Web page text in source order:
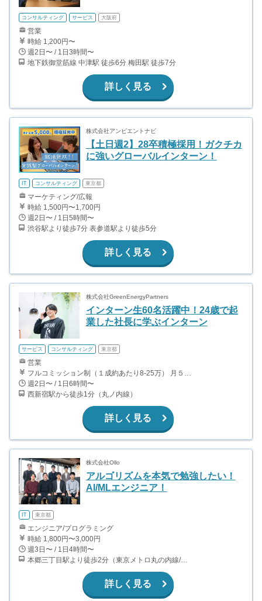
コンサルティング サービス 大阪府
営業
時給 1,200円〜
週2日〜 / 1日3時間〜
地下鉄御堂筋線 中津駅 徒歩6分 梅田駅 徒歩7分
詳しく見る
株式会社アンビエントナビ
【土日週2】28卒積極採用！ガクチカ
に強いグローバルインターン！
IT コンサルティング 東京都
マーケティング/広報
時給 1,500円〜1,700円
週2日〜 / 1日5時間〜
渋谷駅より徒歩7分 表参道駅より徒歩5分
詳しく見る
株式会社GreenEnergyPartners
インターン生60名活躍中！24歳で起
業した社長に学ぶインターン
サービス コンサルティング 東京都
営業
フルコミッション制（１成約あたり8-25万） 月５０万以上稼ぐインターン生も多数います！ ■収入例 ○入社１ヶ月目（明治大学2年生） 役職：アポインター 月間１契約×８万円＝８万円 ＋交通費 ○入社３ヶ月目（東京大学２年生） 役職：アポインター（ランク：ブロンズ） 月間３契約×10万円＝30万円 ＋交通費 ○入社６ヶ月目（早稲田大学３年生） 役職：アポインター（ランク：シルバー） 月間５契約×12万円＝60万円 ＋交通費 ○入社15ヶ月目（慶應大学３年生） 役職：クローザー 月間３契約×25万＝75万円 ＋交通費
週2日〜 / 1日6時間〜
西新宿駅から徒歩1分（丸ノ内線）
詳しく見る
株式会社Ollo
アルゴリズムを本気で勉強したい！
AI/MLエンジニア！
IT 東京都
エンジニア/プログラミング
時給 1,800円〜3,000円
週3日〜 / 1日4時間〜
本郷三丁目駅より徒歩2分（東京メトロ丸の内線/都営地下鉄大江戸線）
詳しく見る